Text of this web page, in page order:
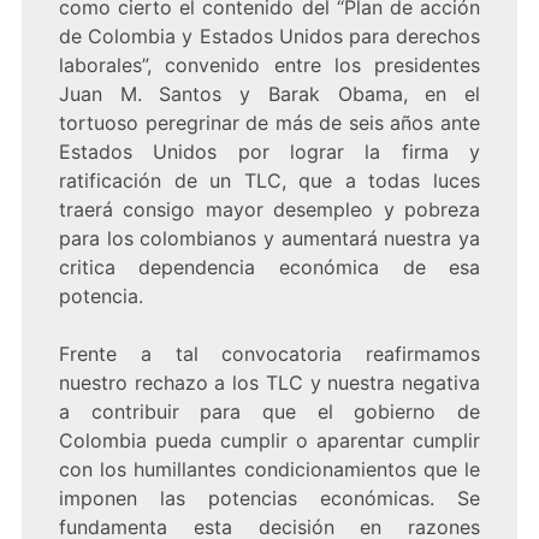
como cierto el contenido del “Plan de acción
de Colombia y Estados Unidos para derechos
laborales”, convenido entre los presidentes
Juan M. Santos y Barak Obama, en el
tortuoso peregrinar de más de seis años ante
Estados Unidos por lograr la firma y
ratificación de un TLC, que a todas luces
traerá consigo mayor desempleo y pobreza
para los colombianos y aumentará nuestra ya
critica dependencia económica de esa
potencia.
Frente a tal convocatoria reafirmamos
nuestro rechazo a los TLC y nuestra negativa
a contribuir para que el gobierno de
Colombia pueda cumplir o aparentar cumplir
con los humillantes condicionamientos que le
imponen las potencias económicas. Se
fundamenta esta decisión en razones